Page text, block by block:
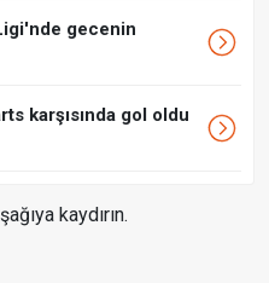
gecenin
karşısında gol oldu
kaydırın.